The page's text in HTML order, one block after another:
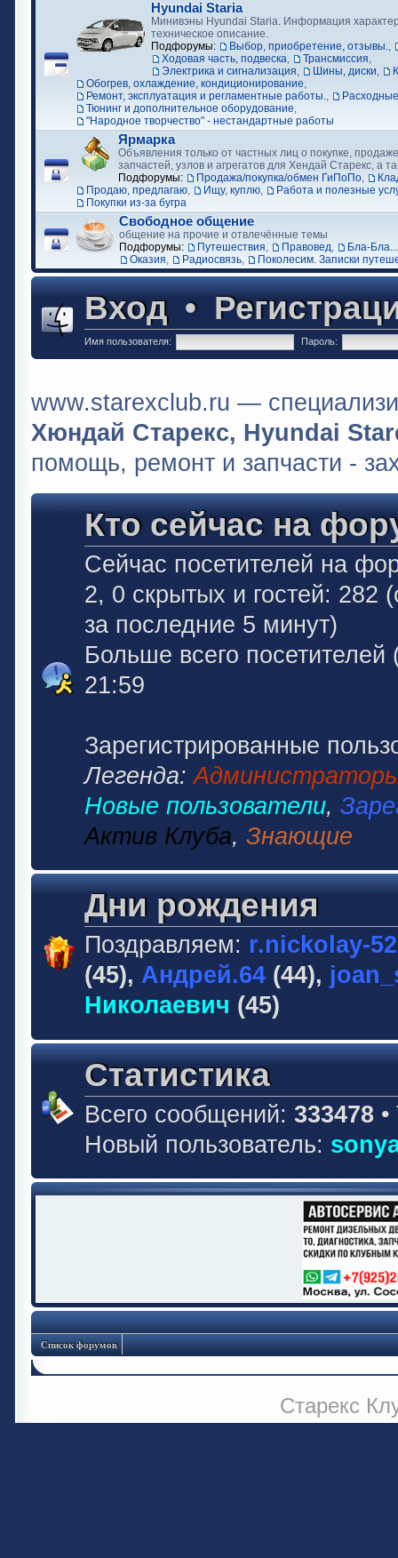
Hyundai Staria
Минивэны Hyundai Staria. Информация
техническое описание.
Подфорумы:
Выбор, приобретение, отзывы.,
Ходовая часть, подвеска, Трансмиссия,
Электрика и сигнализация, Шины, диски,
Обогрев, охлаждение, кондиционирование,
Ремонт, эксплуатация и регламентные работы.,
Тюнинг и дополнительное оборудование,
"Народное творчество" - нестандартные работы
Ярмарка
Объявления только от частных лиц о покупке,
запчастей, узлов и агрегатов для Хендай Старекс, а
Подфорумы:
Продажа/покупка/обмен ГиПоПо,
Продаю, предлагаю, Ищу, куплю,
Работа и полезные
Покупки из-за бугра
Свободное общение
общение на прочие и отвлечённые темы
Подфорумы:
Путешествия, Правовед,
Бла-Бла...
Оказия, Радиосвязь, Поколесим. Записки
Вход•
Имя пользователя: Пароль:
www.starexclub.ru —
Хюндай Старекс, Hyundai
помощь, ремонт и запчасти -
Кто сейчас на
Сейчас посетителей на
2, 0 скрытых и гостей: 282
за последние 5 минут)
Больше всего посетителей
21:59
Зарегистрированные
Легенда:
Новые пользователи,
Актив Клуба, Знающие
Дни рождения
Поздравляем: r.nickolay-
(45), Андрей.64 (44),
Николаевич (45)
Статистика
Всего сообщений: 333478
Новый пользователь:
Список форумов
Старекс